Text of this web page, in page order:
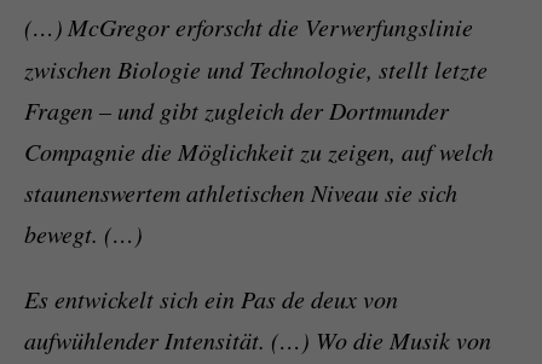
(…) McGregor erforscht die Verwerfungslinie
zwischen Biologie und Technologie, stellt letzte
Fragen – und gibt zugleich der Dortmunder
Compagnie die Möglichkeit zu zeigen, auf welch
staunenswertem athletischen Niveau sie sich
bewegt. (…)
Es entwickelt sich ein Pas de deux von
aufwühlender Intensität. (…) Wo die Musik von